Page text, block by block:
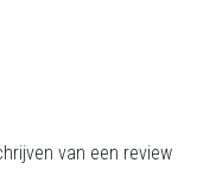
van een review